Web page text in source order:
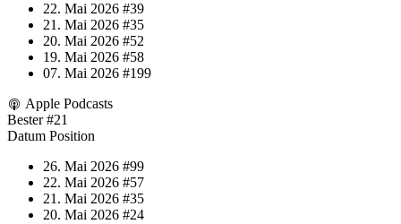
22. Mai 2026 #39
21. Mai 2026 #35
20. Mai 2026 #52
19. Mai 2026 #58
07. Mai 2026 #199
Apple Podcasts
Bester #21
Datum Position
26. Mai 2026 #99
22. Mai 2026 #57
21. Mai 2026 #35
20. Mai 2026 #24